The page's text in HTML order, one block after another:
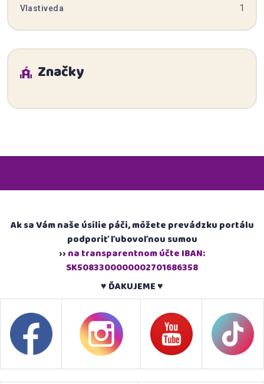
Vlastiveda 1
Značky
Ak sa Vám naše úsilie páči, môžete prevádzku portálu
podporiť ľubovoľnou sumou
›› na transparentnom účte IBAN:
SK5083300000002701686358
♥ ĎAKUJEME ♥